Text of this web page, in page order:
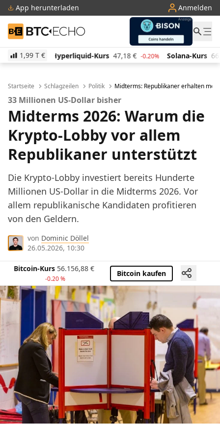
App herunterladen Anmelden
BTC-ECHO
1,99 T €
Kurs 47,18 € -0.20% Solana-Kurs 66,06 € 2.10% TRON-
Startseite Schlagzeilen Politik Midterms: Republikaner erhalten
33 Millionen US-Dollar bisher
Midterms 2026: Warum die
Krypto-Lobby vor allem
Republikaner unterstützt
Die Krypto-Lobby investiert bereits Hunderte
Millionen US-Dollar in die Midterms 2026. Vor
allem republikanische Kandidaten profitieren
von den Geldern.
von Dominic Döllel
26.05.2026, 10:30
Bitcoin-Kurs 56.156,88 €
-0.20 %
Bitcoin kaufen